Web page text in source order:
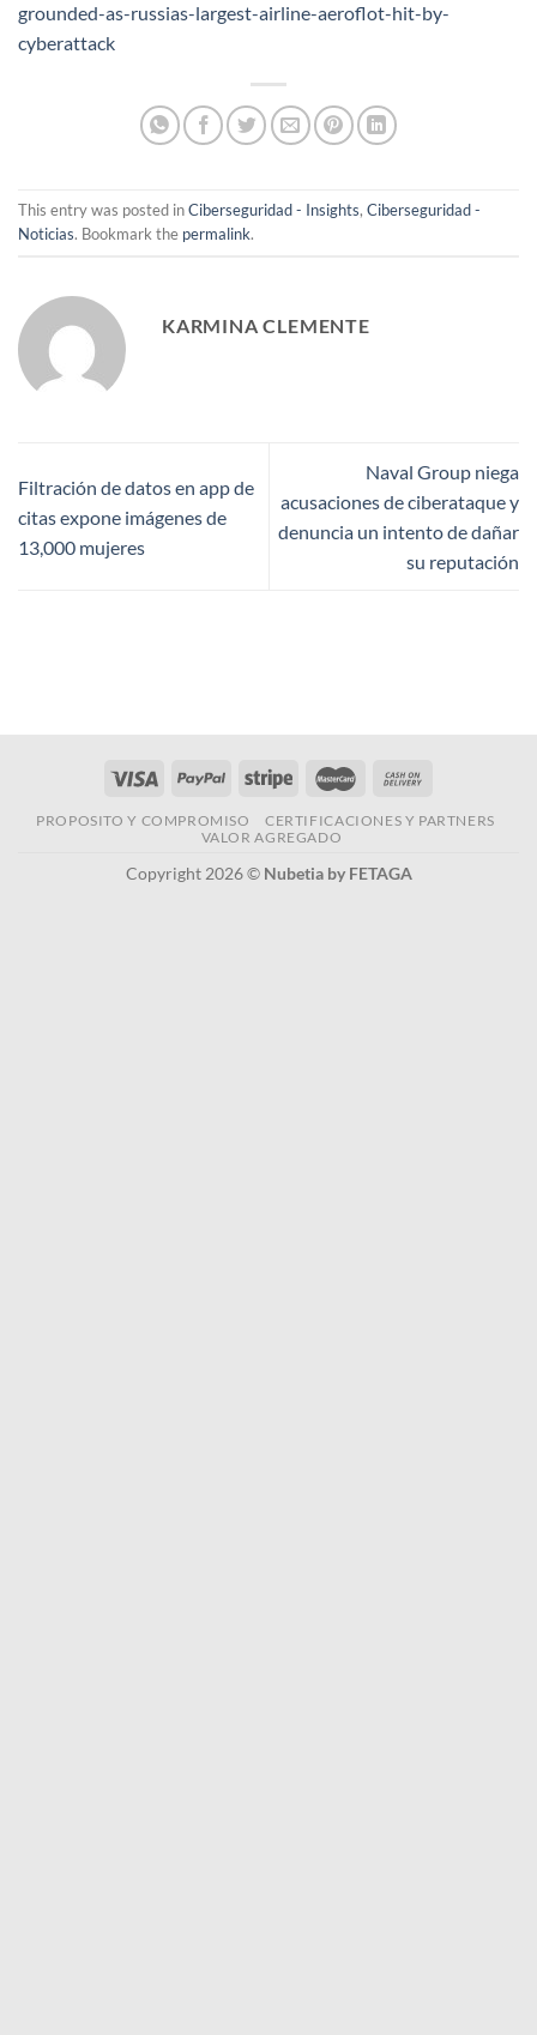
grounded-as-russias-largest-airline-aeroflot-hit-by-
cyberattack
This entry was posted inCiberseguridad - Insights, Ciberseguridad -
Noticias. Bookmark the permalink.
KARMINA CLEMENTE
Filtración de datos en app de
citas expone imágenes de
13,000 mujeres
Naval Group niega
acusaciones de ciberataque y
denuncia un intento de dañar
su reputación
PROPOSITO Y COMPROMISO
CERTIFICACIONES Y PARTNERS
VALOR AGREGADO
Copyright 2026 © Nubetia by FETAGA